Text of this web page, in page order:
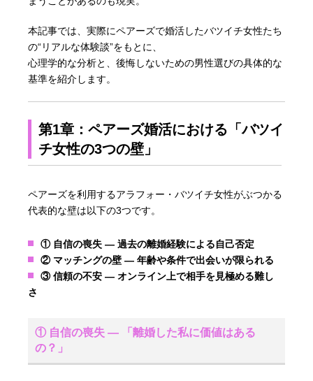
本記事では、実際にペアーズで婚活したバツイチ女性たち
の“リアルな体験談”をもとに、
心理学的な分析と、後悔しないための男性選びの具体的な
基準を紹介します。
第1章：ペアーズ婚活における「バツイ
チ女性の3つの壁」
ペアーズを利用するアラフォー・バツイチ女性がぶつかる
代表的な壁は以下の3つです。
① 自信の喪失 ― 過去の離婚経験による自己否定
② マッチングの壁 ― 年齢や条件で出会いが限られる
③ 信頼の不安 ― オンライン上で相手を見極める難し
さ
① 自信の喪失 ― 「離婚した私に価値はある
の？」